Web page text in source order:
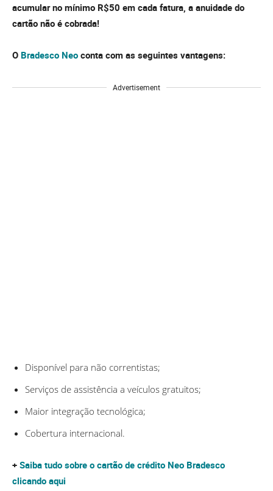
acumular no mínimo R$50 em cada fatura, a anuidade do
cartão não é cobrada!
O Bradesco Neo conta com as seguintes vantagens:
Advertisement
Disponível para não correntistas;
Serviços de assistência a veículos gratuitos;
Maior integração tecnológica;
Cobertura internacional.
+ Saiba tudo sobre o cartão de crédito Neo Bradesco
clicando aqui